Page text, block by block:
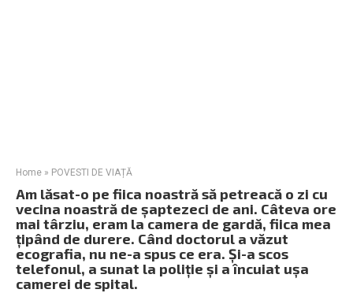
Home » POVESTI DE VIAȚĂ
Am lăsat-o pe fiica noastră să petreacă o zi cu
vecina noastră de șaptezeci de ani. Câteva ore
mai târziu, eram la camera de gardă, fiica mea
țipând de durere. Când doctorul a văzut
ecografia, nu ne-a spus ce era. Și-a scos
telefonul, a sunat la poliție și a încuiat ușa
camerei de spital.